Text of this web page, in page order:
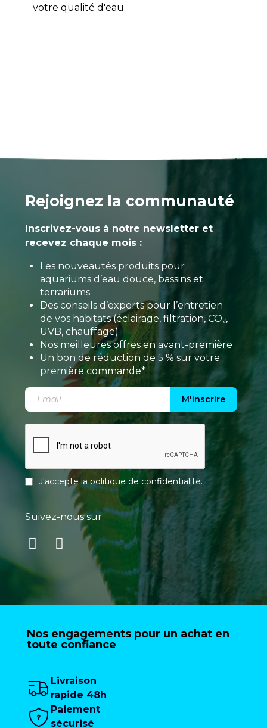
votre qualité d'eau.
Rejoignez la communauté
Inscrivez-vous à notre newsletter et
recevez chaque mois :
Les nouveautés produits pour
aquariums d’eau douce, bassins et
terrariums
Des conseils d’experts pour l’entretien
de vos habitats (éclairage, filtration, CO₂,
UVB, chauffage)
Nos meilleures offres en avant-première
Un bon de réduction de 5 % sur votre
première commande*
M'inscrire
J'accepte lapolitique de confidentialité.
Suivez-nous sur
Nos engagements pour un achat en
toute confiance
Livraison
rapide 48h
Paiement
sécurisé